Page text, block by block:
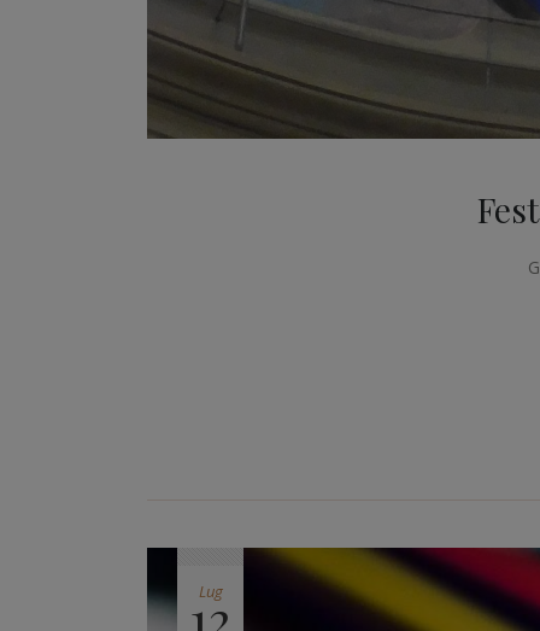
Lug
12